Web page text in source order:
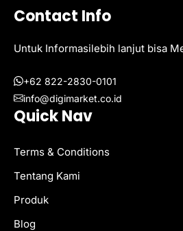
Contact Info
Untuk Informasilebih lanjut bisa
+62 822-2830-0101
info@digimarket.co.id
Quick Nav
Terms & Conditions
Tentang Kami
Produk
Blog